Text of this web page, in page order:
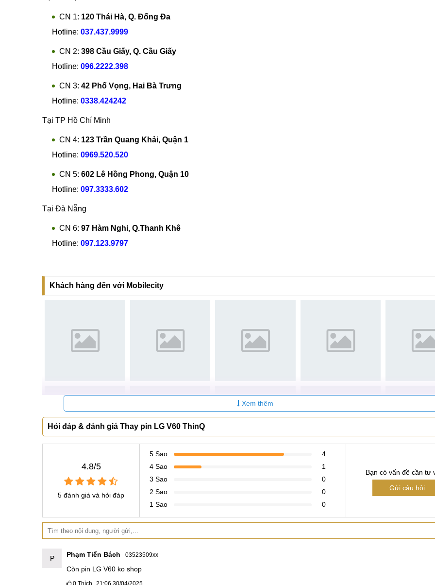
CN 1: 120 Thái Hà, Q. Đống Đa
Hotline: 037.437.9999
CN 2: 398 Cầu Giấy, Q. Cầu Giấy
Hotline: 096.2222.398
CN 3: 42 Phố Vọng, Hai Bà Trưng
Hotline: 0338.424242
Tại TP Hồ Chí Minh
CN 4: 123 Trần Quang Khải, Quận 1
Hotline: 0969.520.520
CN 5: 602 Lê Hồng Phong, Quận 10
Hotline: 097.3333.602
Tại Đà Nẵng
CN 6: 97 Hàm Nghi, Q.Thanh Khê
Hotline: 097.123.9797
Khách hàng đến với Mobilecity
Xem thêm
Hỏi đáp & đánh giá Thay pin LG V60 ThinQ
4.8/5
5 đánh giá và hỏi đáp
5 Sao
4
4 Sao
1
3 Sao
0
2 Sao
0
1 Sao
0
Bạn có vấn đề cần tư
Gửi câu hỏi
P Phạm Tiến Bách 03523509xx
Còn pin LG V60 ko shop
0 Thích 21:06 30/04/2025